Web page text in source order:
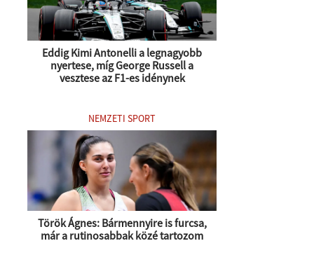
Eddig Kimi Antonelli a legnagyobb
nyertese, míg George Russell a
vesztese az F1-es idénynek
NEMZETI SPORT
Török Ágnes: Bármennyire is furcsa,
már a rutinosabbak közé tartozom